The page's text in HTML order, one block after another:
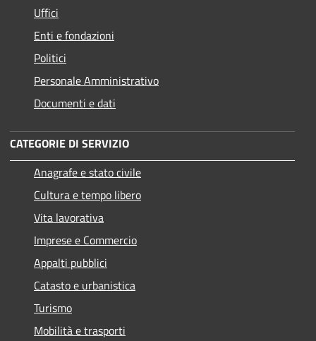
Uffici
Enti e fondazioni
Politici
Personale Amministrativo
Documenti e dati
CATEGORIE DI SERVIZIO
Anagrafe e stato civile
Cultura e tempo libero
Vita lavorativa
Imprese e Commercio
Appalti pubblici
Catasto e urbanistica
Turismo
Mobilità e trasporti